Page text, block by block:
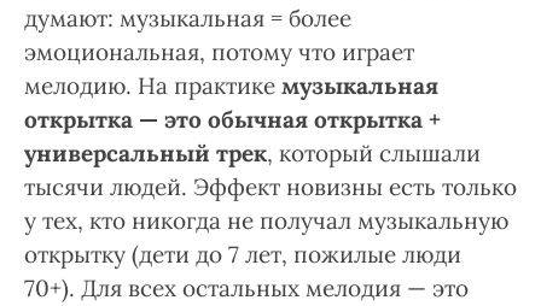
думают: музыкальная = более
эмоциональная, потому что играет
мелодию. На практике музыкальная
открытка — это обычная открытка +
универсальный трек, который слышали
тысячи людей. Эффект новизны есть только
у тех, кто никогда не получал музыкальную
открытку (дети до 7 лет, пожилые люди
70+). Для всех остальных мелодия — это